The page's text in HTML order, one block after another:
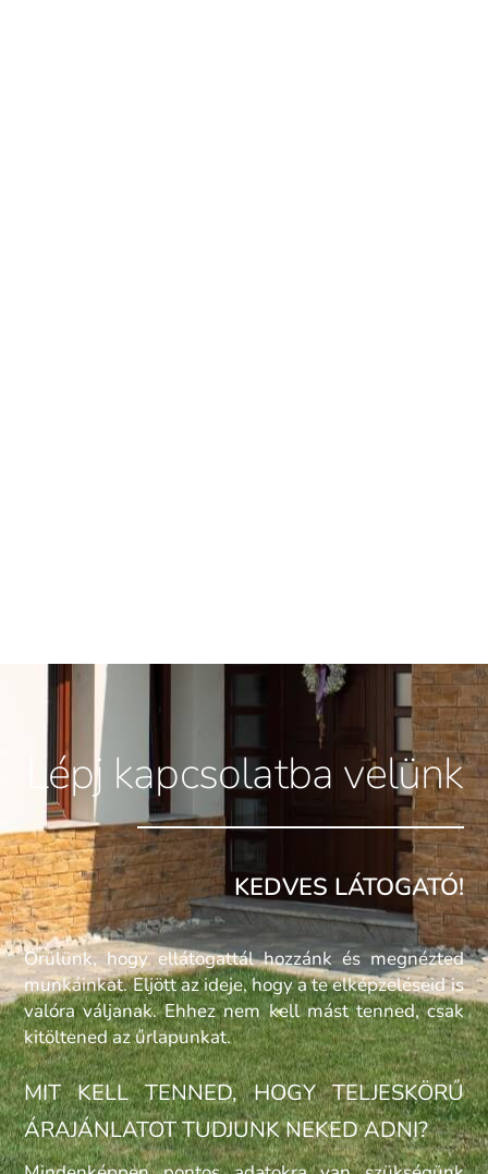
Lépj kapcsolatba velünk
KEDVES LÁTOGATÓ!
Örülünk, hogy ellátogattál hozzánk és megnézted
munkáinkat. Eljött az ideje, hogy a te elképzeléseid is
valóra váljanak. Ehhez nem kell mást tenned, csak
kitöltened az űrlapunkat.
MIT KELL TENNED, HOGY TELJESKÖRŰ
ÁRAJÁNLATOT TUDJUNK NEKED ADNI?